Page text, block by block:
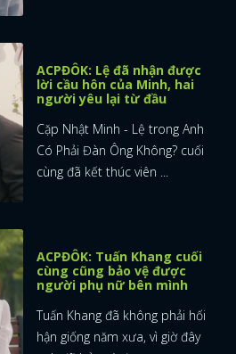
ACPĐÔK: Lệ đã nhận được
lời cầu hôn của Minh, hai
người yêu lại từ đầu
Cặp Nhật Minh - Lệ trong Anh
Có Phải Đàn Ông Không? cuối
cùng đã kết thúc viên ...
ACPĐÔK: Tuấn Khang cuối
cùng cũng bảo vệ được
người phụ nữ bên mình
Tuấn Khang đã không phải hối
hận giống năm xưa, vì giờ đây